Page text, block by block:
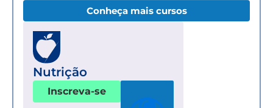
Conheça mais cursos
Nutrição
Inscreva-se